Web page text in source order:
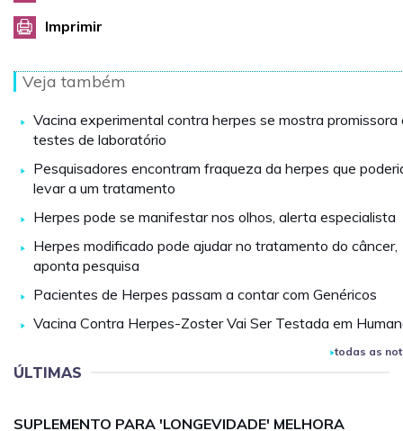
Imprimir
Veja também
Vacina experimental contra herpes se mostra promissora
testes de laboratório
Pesquisadores encontram fraqueza da herpes que
levar a um tratamento
Herpes pode se manifestar nos olhos, alerta especialista
Herpes modificado pode ajudar no tratamento do câncer,
aponta pesquisa
Pacientes de Herpes passam a contar com Genéricos
Vacina Contra Herpes-Zoster Vai Ser Testada em
todas as
ÚLTIMAS
SUPLEMENTO PARA 'LONGEVIDADE' MELHORA